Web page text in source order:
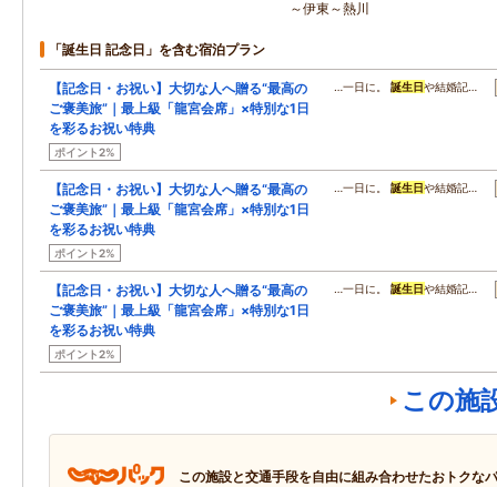
～伊東～熱川
「誕生日 記念日」を含む宿泊プラン
【記念日・お祝い】大切な人へ贈る“最高の
ご褒美旅”｜最上級「龍宮会席」×特別な1日
を彩るお祝い特典
ポイント2%
…一日に。誕生日や結婚記…
【記念日・お祝い】大切な人へ贈る“最高の
ご褒美旅”｜最上級「龍宮会席」×特別な1日
を彩るお祝い特典
ポイント2%
…一日に。誕生日や結婚記…
【記念日・お祝い】大切な人へ贈る“最高の
ご褒美旅”｜最上級「龍宮会席」×特別な1日
を彩るお祝い特典
ポイント2%
…一日に。誕生日や結婚記…
この施
この施設と交通手段を自由に組み合わせたおトクな